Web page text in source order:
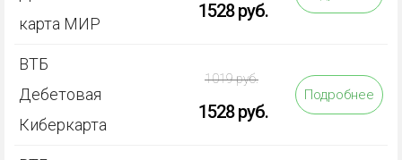
карта МИР
1528 руб.
ВТБ
Дебетовая
Киберкарта
1019 руб.
1528 руб.
Подробнее